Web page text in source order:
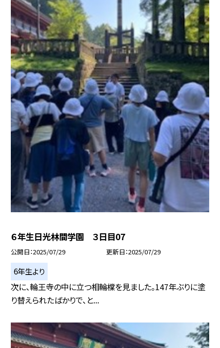
６年生日光林間学園 ３日目07
公開日 2025/07/29 更新日 2025/07/29
6年生より
次に、輪王寺の中に立つ相輪橖を見ました。147年ぶりに塗
り替えられたばかりで、と...